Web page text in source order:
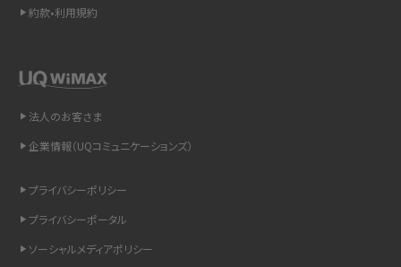
Bluetooth®とは？Wi-Fiとの違いやスマホ・PCとの接続方法を解説
「iPhoneを探す」の使い方と設定方法を紹介！ブラウザやアプリから探す方法を
紹介
約款•利用規約
法人のお客さま
企業情報（UQコミュニケーションズ）
プライバシーポリシー
プライバシーポータル
ソーシャルメディアポリシー